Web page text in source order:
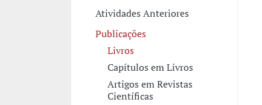
Atividades Anteriores
Publicações
Livros
Capítulos em Livros
Artigos em Revistas
Científicas